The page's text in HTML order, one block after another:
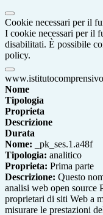
Cookie necessari per il
I cookie necessari per il
disabilitati. È possibile
policy.
Nome
Tipologia
Proprieta
Descrizione
Durata
Nome: _pk_ses.1.a48f
Tipologia: analitico
Proprieta: Prima parte
Descrizione: Questo
analisi web open source
proprietari di siti Web a
misurare le prestazioni